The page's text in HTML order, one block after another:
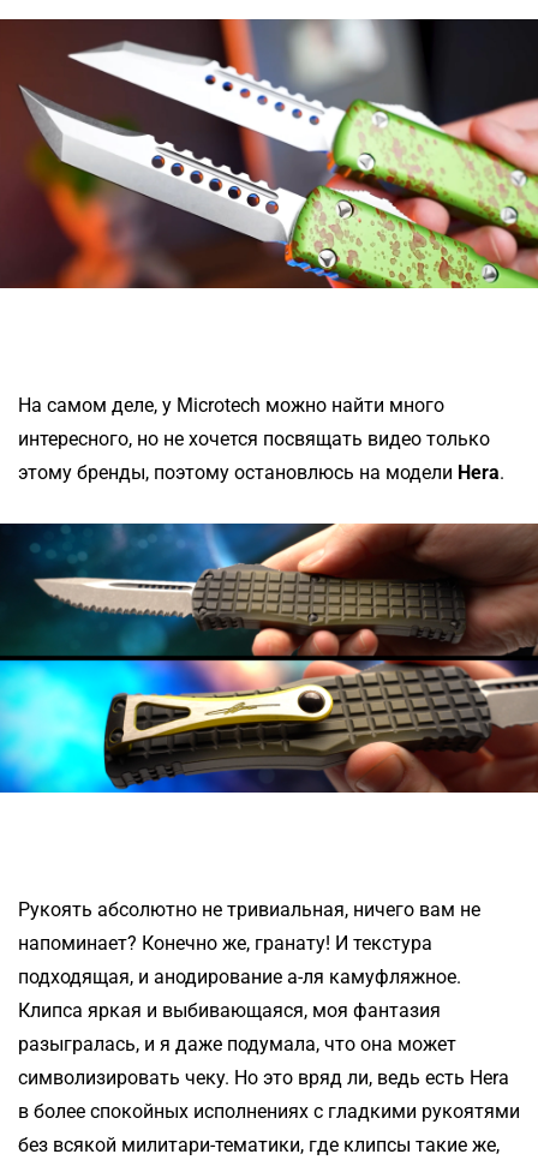
На самом деле, у Microtech можно найти много
интересного, но не хочется посвящать видео только
этому бренды, поэтому остановлюсь на модели Hera.
Рукоять абсолютно не тривиальная, ничего вам не
напоминает? Конечно же, гранату! И текстура
подходящая, и анодирование а-ля камуфляжное.
Клипса яркая и выбивающаяся, моя фантазия
разыгралась, и я даже подумала, что она может
символизировать чеку. Но это вряд ли, ведь есть Hera
в более спокойных исполнениях с гладкими рукоятями
без всякой милитари-тематики, где клипсы такие же,